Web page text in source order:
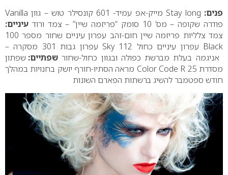
פנים: Stay long מייק-אפ עמיד- 601 קונסילר טוש – גוון Vanilla
פודרה שקופה – מס’ 10
סומק “פריזמה שיין” – צמד ורוד עיניים:
צמד צלליות פריזמה שיין חום-זהב עפרון עיניים שחור מספר 100
Black עפרון עיניים כחול 112 Sky עפרון גבות 301
מסקרה –
אניגמה בעלת מברשת כפולה ובגוון כחול-שחור שפתיים: שפתון
מסדרת Color Code R 25 מראה הסתיו-חורף יושק בחנויות במהלך
חודש ספטמברלהשיג ברשתות הפארם השונות